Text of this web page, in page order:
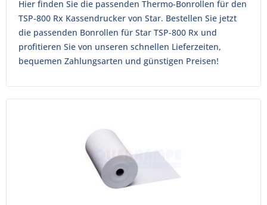
Hier finden Sie die passenden Thermo-Bonrollen für den
TSP-800 Rx Kassendrucker von Star. Bestellen Sie jetzt
die passenden Bonrollen für Star TSP-800 Rx und
profitieren Sie von unseren schnellen Lieferzeiten,
bequemen Zahlungsarten und günstigen Preisen!